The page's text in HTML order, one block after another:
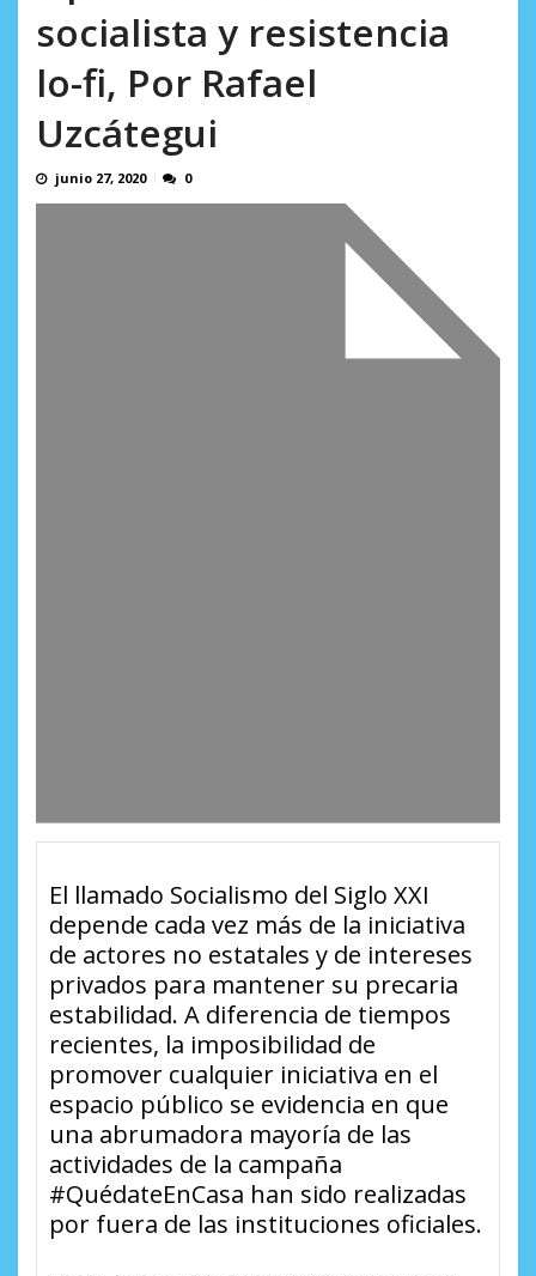
socialista y resistencia
lo-fi, Por Rafael
Uzcátegui
junio 27, 2020 0
El llamado Socialismo del Siglo XXI
depende cada vez más de la iniciativa
de actores no estatales y de intereses
privados para mantener su precaria
estabilidad. A diferencia de tiempos
recientes, la imposibilidad de
promover cualquier iniciativa en el
espacio público se evidencia en que
una abrumadora mayoría de las
actividades de la campaña
#QuédateEnCasa han sido realizadas
por fuera de las instituciones oficiales.